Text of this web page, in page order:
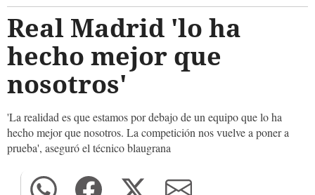
Real Madrid 'lo ha
hecho mejor que
nosotros'
'La realidad es que estamos por debajo de un equipo que lo ha
hecho mejor que nosotros. La competición nos vuelve a poner a
prueba', aseguró el técnico blaugrana